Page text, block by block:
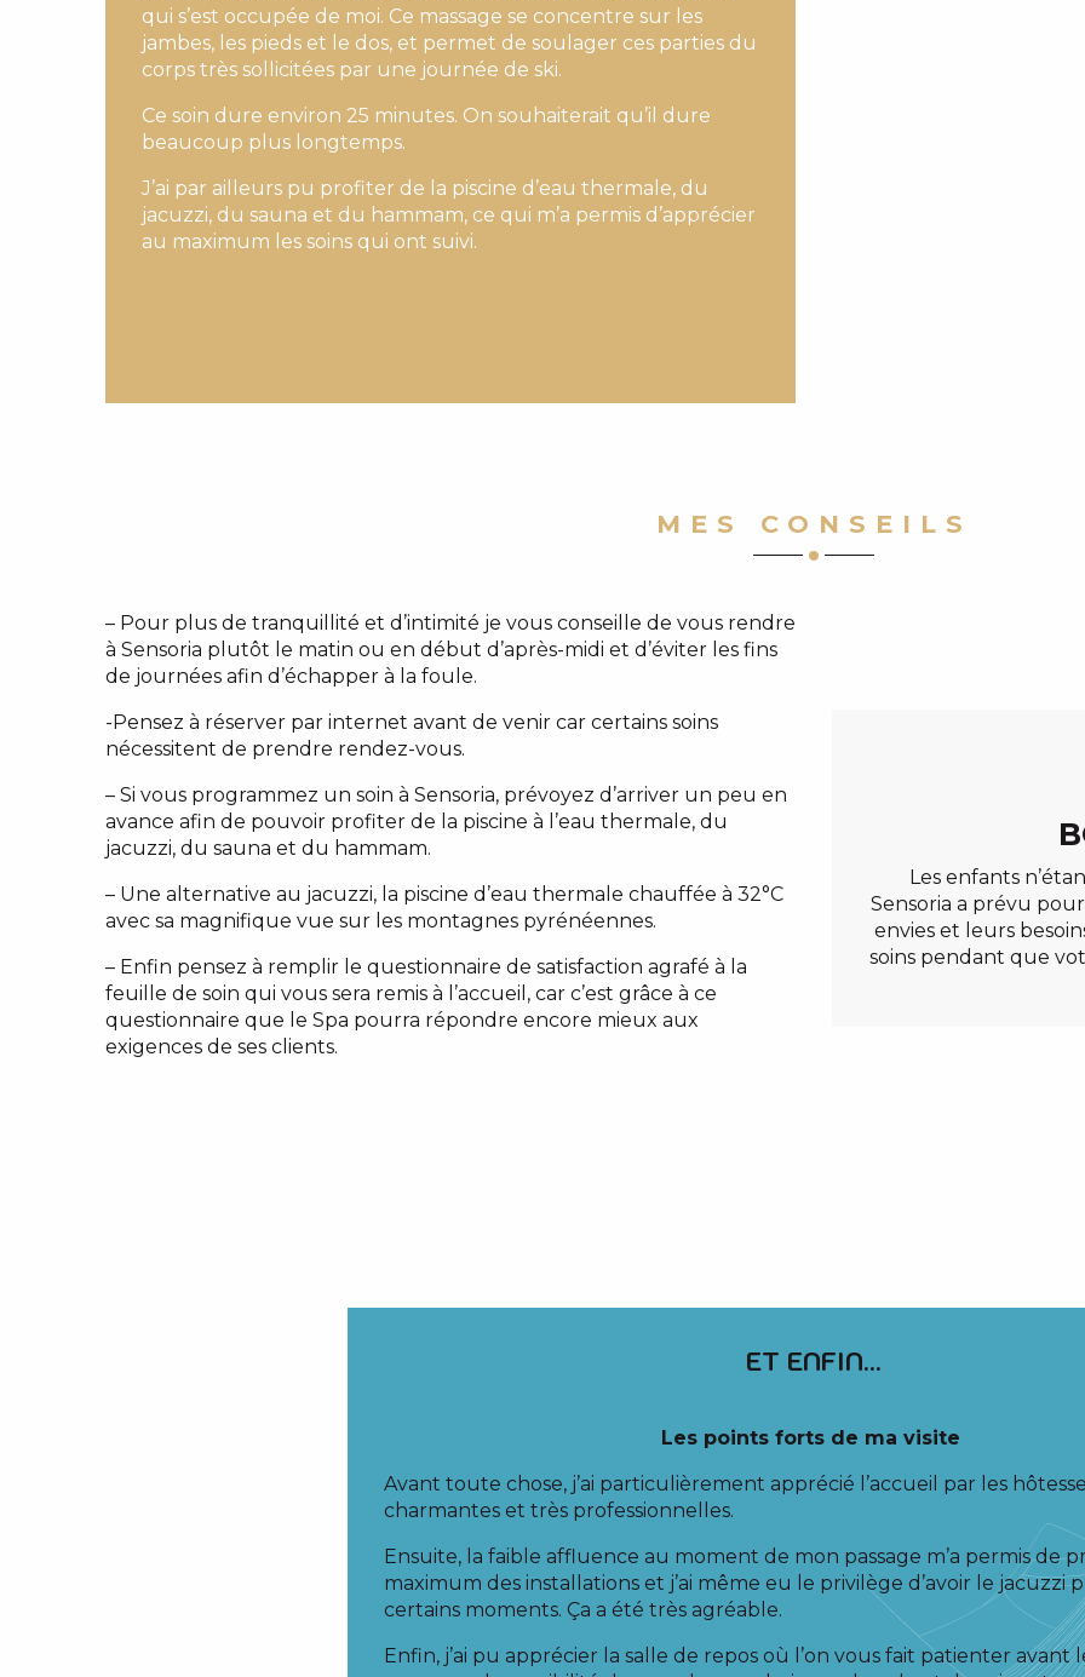
qui s’est occupée de moi. Ce massage se concentre sur les
jambes, les pieds et le dos, et permet de soulager ces parties du
corps très sollicitées par une journée de ski.
Ce soin dure environ 25 minutes. On souhaiterait qu’il dure
beaucoup plus longtemps.
J’ai par ailleurs pu profiter de la piscine d’eau thermale, du
jacuzzi, du sauna et du hammam, ce qui m’a permis d’apprécier
au maximum les soins qui ont suivi.
MES CONSEILS
– Pour plus de tranquillité et d’intimité je vous conseille de vous rendre
à Sensoria plutôt le matin ou en début d’après-midi et d’éviter les fins
de journées afin d’échapper à la foule.
-Pensez à réserver par internet avant de venir car certains soins
nécessitent de prendre rendez-vous.
– Si vous programmez un soin à Sensoria, prévoyez d’arriver un peu en
avance afin de pouvoir profiter de la piscine à l’eau thermale, du
jacuzzi, du sauna et du hammam.
– Une alternative au jacuzzi, la piscine d’eau thermale chauffée à 32°C
avec sa magnifique vue sur les montagnes pyrénéennes.
– Enfin pensez à remplir le questionnaire de satisfaction agrafé à la
feuille de soin qui vous sera remis à l’accueil, car c’est grâce à ce
questionnaire que le Spa pourra répondre encore mieux aux
exigences de ses clients.
Les enfants
Sensoria a prévu
envies et leurs
soins pendant que
ET ENFIN...
Les points forts de ma visite
Avant toute chose, j’ai particulièrement apprécié l’accueil par les
charmantes et très professionnelles.
Ensuite, la faible affluence au moment de mon passage m’a permis de
maximum des installations et j’ai même eu le privilège d’avoir le jacuzzi
certains moments. Ça a été très agréable.
Enfin, j’ai pu apprécier la salle de repos où l’on vous fait patienter avant